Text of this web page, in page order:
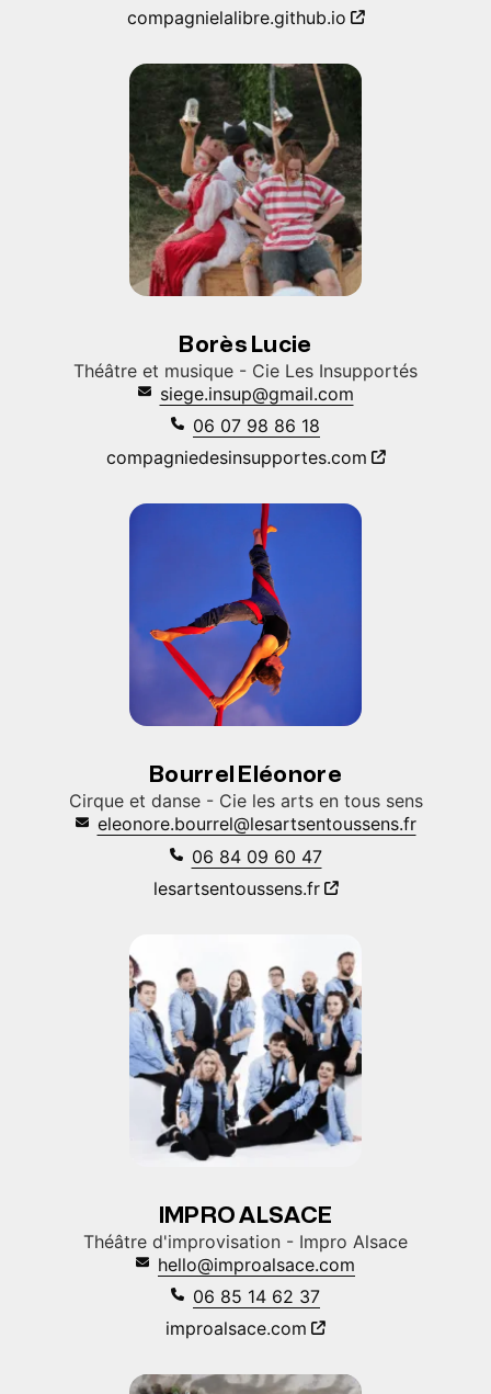
compagnielalibre.github.io
Borès Lucie
Théâtre et musique - Cie Les Insupportés
siege.insup@gmail.com
06 07 98 86 18
compagniedesinsupportes.com
Bourrel Eléonore
Cirque et danse - Cie les arts en tous sens
eleonore.bourrel@lesartsentoussens.fr
06 84 09 60 47
lesartsentoussens.fr
IMPRO ALSACE
Théâtre d'improvisation - Impro Alsace
hello@improalsace.com
06 85 14 62 37
improalsace.com